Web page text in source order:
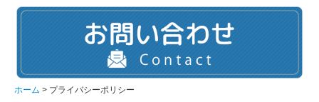
優良事業者一覧
優良事業者認定・更新申請
従事者研修とは
ホーム プライバシーポリシー